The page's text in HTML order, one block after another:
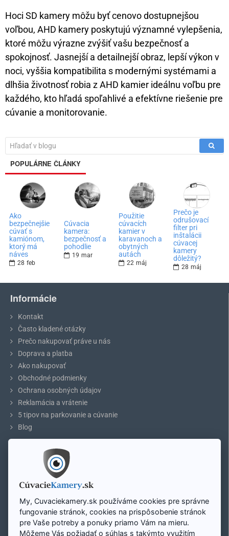
Hoci SD kamery môžu byť cenovo dostupnejšou
voľbou, AHD kamery poskytujú významné vylepšenia,
ktoré môžu výrazne zvýšiť vašu bezpečnosť a
spokojnosť. Jasnejší a detailnejší obraz, lepší výkon v
noci, vyššia kompatibilita s modernými systémami a
dlhšia životnosť robia z AHD kamier ideálnu voľbu pre
každého, kto hľadá spoľahlivé a efektívne riešenie pre
cúvanie a monitorovanie.
POPULÁRNE ČLÁNKY
Ako
bezpečnejšie
cúvať s
kamiónom,
ktorý má
náves
28 feb
Cúvacia
kamera:
bezpečnosť a
pohodlie
19 mar
Použitie
cúvacích
kamier v
karavanoch a
obytných
autách
22 máj
Prečo je
odrušovací
filter pri
inštalácii
cúvacej
kamery
dôležitý?
28 máj
Informácie
Kontakt
Často kladené otázky
Prečo nakupovať práve u nás
Doprava a platba
Ako nakupovať
Obchodné podmienky
Ochrana osobných údajov
Reklamácia a vrátenie
5 tipov na parkovanie a cúvanie
Blog
Môj účet
Registrácia účtu
Mapa stránky
My, Cuvaciekamery.sk používáme cookies pre správne
fungovanie stránok, cookies na prispôsobenie stránok
pre Vaše potreby a ponuky priamo Vám na mieru.
Môžeme Vás požiadať o súhlas s takýmto využitím